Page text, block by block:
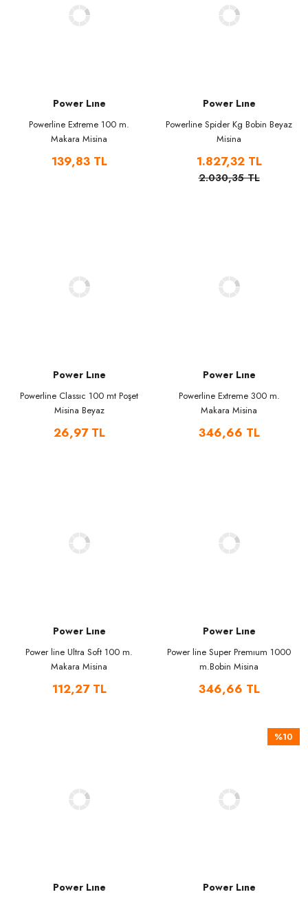
Power Lıne
Powerline Extreme 100 m.
Makara Misina
139,83 TL
Power Lıne
Powerline Spider Kg Bobin Beyaz
Misina
1.827,32 TL
2.030,35 TL
Power Lıne
Powerline Classıc 100 mt Poşet
Misina Beyaz
26,97 TL
Power Lıne
Powerline Extreme 300 m.
Makara Misina
346,66 TL
Power Lıne
Power line Ultra Soft 100 m.
Makara Misina
112,27 TL
Power Lıne
Power line Super Premıum 1000
m.Bobin Misina
346,66 TL
Power Lıne
%10
Power Lıne